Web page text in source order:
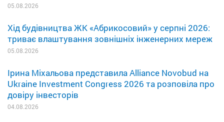
05.08.2026
Хід будівництва ЖК «Абрикосовий» у серпні 2026:
триває влаштування зовнішніх інженерних мереж
05.08.2026
Ірина Міхальова представила Alliance Novobud на
Ukraine Investment Congress 2026 та розповіла про
довіру інвесторів
04.08.2026